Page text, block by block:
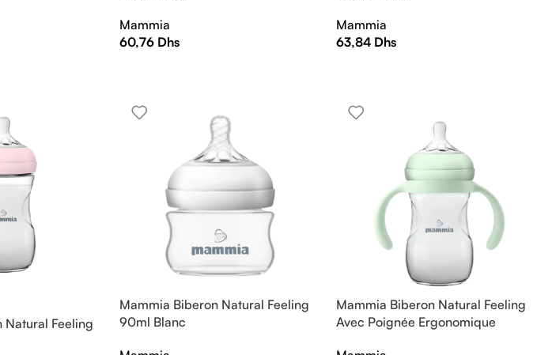
Mammia
60,76 Dhs
Mammia
63,84 Dhs
Natural Feeling
Mammia Biberon Natural Feeling
90ml Blanc
Mammia Biberon Natural Feeling
Avec Poignée Ergonomique